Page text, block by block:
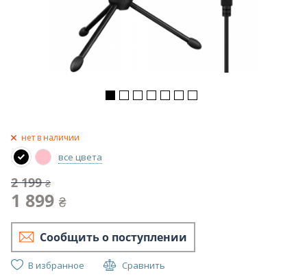
нет в наличии
все цвета
2 199 ₴
1 899 ₴
Сообщить о поступлении
В избранное Сравнить